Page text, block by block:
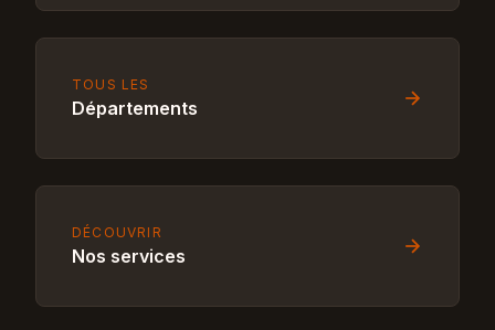
TOUS LES
Départements
DÉCOUVRIR
Nos services